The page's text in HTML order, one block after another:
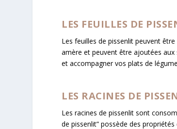
LES FEUILLES DE
Les feuilles de pissenlit peuvent
amère et peuvent être ajoutées aux
et accompagner vos plats de
LES RACINES DE
Les racines de pissenlit sont
de pissenlit” possède des